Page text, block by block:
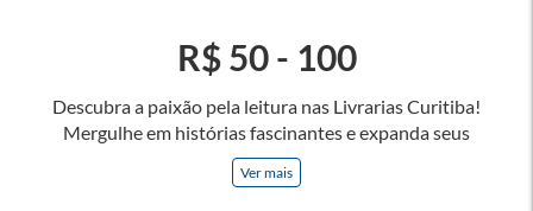
Descubra a paixão pela leitura nas Livrarias Curitiba!
Mergulhe em histórias fascinantes e expanda seus
horizontes, onde cada página é uma porta para novos
universos e perspectivas. Ler nos permite viajar sem sair do
Ver mais
R$ 50 - 100